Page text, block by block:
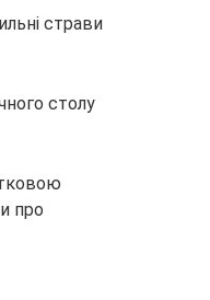
страви
про